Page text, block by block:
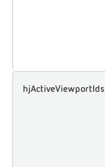
hjActiveViewportIds